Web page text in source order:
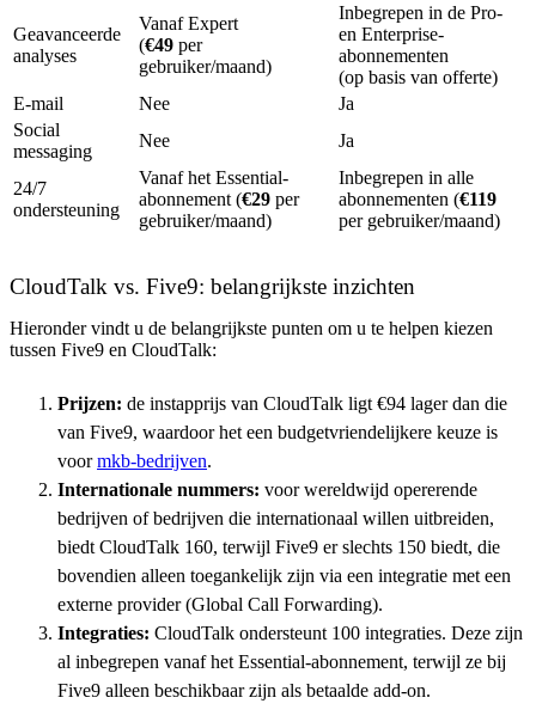
Geavanceerde
analyses
Vanaf Expert
(€49 per
gebruiker/maand)
Inbegrepen in de Pro-
en Enterprise-
abonnementen
(op basis van offerte)
E-mail
Nee
Ja
Social
messaging
Nee Ja
24/7
ondersteuning
Vanaf het Essential-
abonnement (€29 per
gebruiker/maand)
Inbegrepen in alle
abonnementen (€119
per gebruiker/maand)
CloudTalk vs. Five9: belangrijkste inzichten
Hieronder vindt u de belangrijkste punten om u te helpen kiezen
tussen Five9 en CloudTalk:
Prijzen: de instapprijs van CloudTalk ligt €94 lager dan die
van Five9, waardoor het een budgetvriendelijkere keuze is
voormkb-bedrijven.
Internationale nummers: voor wereldwijd opererende
bedrijven of bedrijven die internationaal willen uitbreiden,
biedt CloudTalk 160, terwijl Five9 er slechts 150 biedt, die
bovendien alleen toegankelijk zijn via een integratie met een
externe provider (Global Call Forwarding).
Integraties: CloudTalk ondersteunt 100 integraties. Deze zijn
al inbegrepen vanaf het Essential-abonnement, terwijl ze bij
Five9 alleen beschikbaar zijn als betaalde add-on.